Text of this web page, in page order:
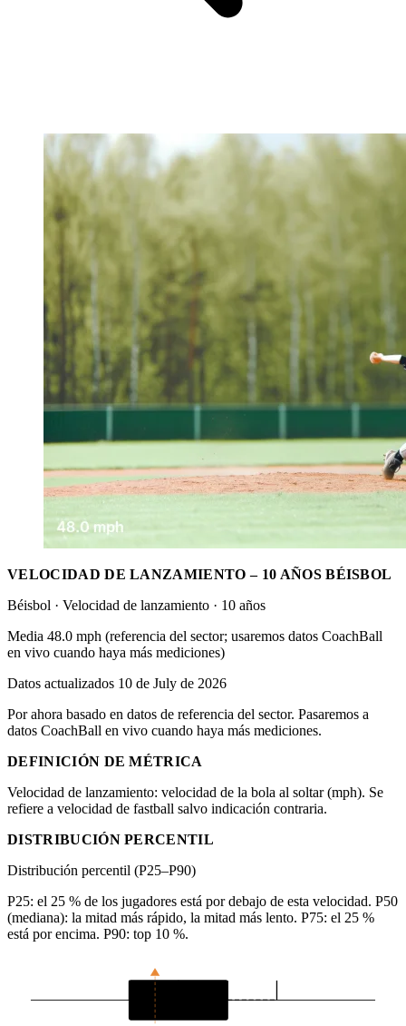
VELOCIDAD DE LANZAMIENTO – 10 AÑOS BÉISBOL
Béisbol · Velocidad de lanzamiento · 10 años
Media 48.0 mph (referencia del sector; usaremos datos CoachBall
en vivo cuando haya más mediciones)
Datos actualizados 10 de July de 2026
Por ahora basado en datos de referencia del sector. Pasaremos a
datos CoachBall en vivo cuando haya más mediciones.
DEFINICIÓN DE MÉTRICA
Velocidad de lanzamiento: velocidad de la bola al soltar (mph). Se
refiere a velocidad de fastball salvo indicación contraria.
DISTRIBUCIÓN PERCENTIL
Distribución percentil (P25–P90)
P25: el 25 % de los jugadores está por debajo de esta velocidad. P50
(mediana): la mitad más rápido, la mitad más lento. P75: el 25 %
está por encima. P90: top 10 %.